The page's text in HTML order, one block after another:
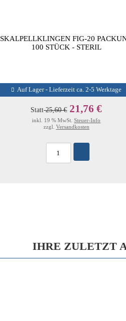
SKALPELLKLINGEN FIG-20
100 STÜCK - STERIL
Auf Lager - Lieferzeit ca. 2-5 Werktage
Statt25,60 € 21,76 €
inkl. 19 % MwSt.Steuer-Info
zzgl. Versandkosten
IHRE ZULETZT